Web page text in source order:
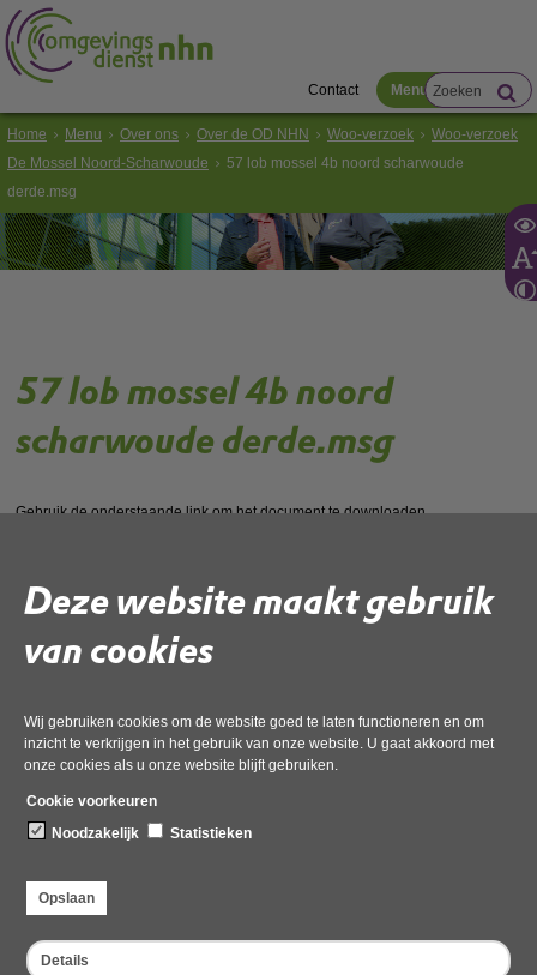
Deze website maakt gebruik
van cookies
Wij gebruiken cookies om de website goed te laten functioneren en om
inzicht te verkrijgen in het gebruik van onze website. U gaat akkoord met
onze cookies als u onze website blijft gebruiken.
Cookie voorkeuren
Noodzakelijk
Statistieken
Opslaan
Details
Contact Menu
Home Menu Over ons Over de OD NHN Woo-verzoek
Woo-verzoek
De Mossel Noord-Scharwoude
57 lob mossel 4b noord scharwoude
derde.msg
57 lob mossel 4b noord
scharwoude derde.msg
Gebruik de onderstaande link om het document te downloaden.
Deel deze pagina
Dampten 2, 1624 NR Hoorn
Postadres
Postbus 2095, 1620 EB Hoorn